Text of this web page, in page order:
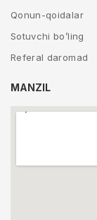
Qonun-qoidalar
Sotuvchi bo’ling
Referal daromad
MANZIL